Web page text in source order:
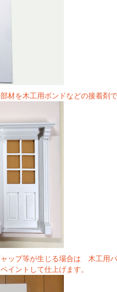
を木工用ボンドなどの接着剤で
ップ等が生じる場合は 木工
ントして仕上げます。